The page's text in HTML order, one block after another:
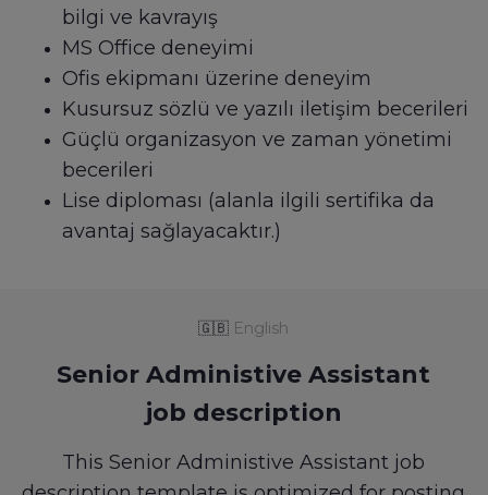
bilgi ve kavrayış
MS Office deneyimi
Ofis ekipmanı üzerine deneyim
Kusursuz sözlü ve yazılı iletişim becerileri
Güçlü organizasyon ve zaman yönetimi
becerileri
Lise diploması (alanla ilgili sertifika da
avantaj sağlayacaktır.)
🇬🇧 English
Senior Administive Assistant
job description
This Senior Administive Assistant job